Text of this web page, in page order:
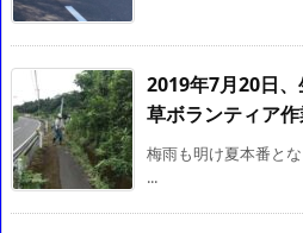
2019年7月20日
草ボランティア
梅雨も明け夏本番と
...